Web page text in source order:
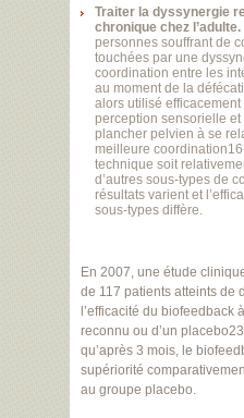
Traiter la dyssynergie
chronique chez l’adulte.
personnes souffrant de
touchées par une
coordination entre les
au moment de la
alors utilisé efficacement
perception sensorielle et
plancher pelvien à se
meilleure
technique soit
d’autres sous-types de
résultats varient et
sous-types diffère.
En 2007, une étude
de 117 patients atteints de
l’efficacité du biofeedback
reconnu ou d’un
qu’après 3 mois, le
supériorité
au groupe placebo.